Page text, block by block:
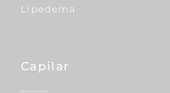
Lipedema
Capilar